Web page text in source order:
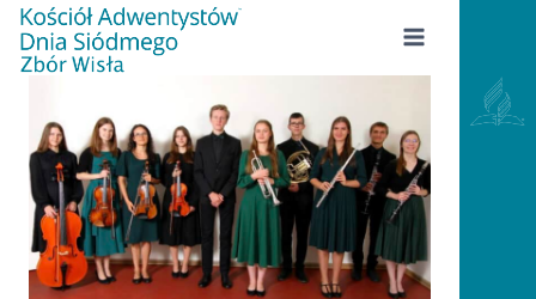
Przejdź
treści